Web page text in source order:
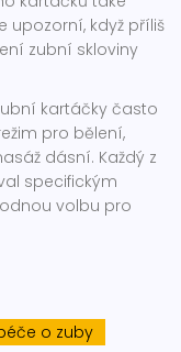
upozorní, když příliš
zubní skloviny
kartáčky často
pro bělení,
dásní. Každý z
specifickým
volbu pro
o zuby